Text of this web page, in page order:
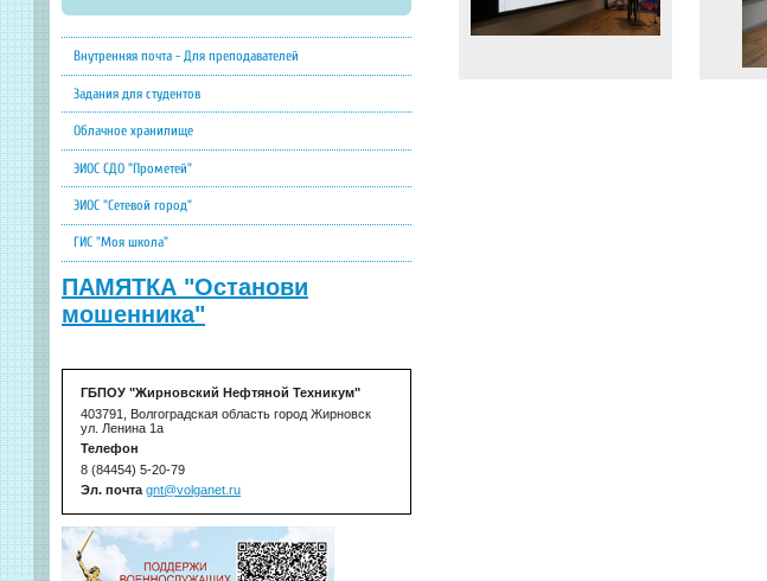
Внутренняя почта - Для преподавателей
Задания для студентов
Облачное хранилище
ЭИОС СДО "Прометей"
ЭИОС "Сетевой город"
ГИС "Моя школа"
ПАМЯТКА "Останови
мошенника"
ГБПОУ "Жирновский Нефтяной Техникум"
403791, Волгоградская область город Жирновск
ул. Ленина 1а
Телефон
8 (84454) 5-20-79
Эл. почта gnt@volganet.ru